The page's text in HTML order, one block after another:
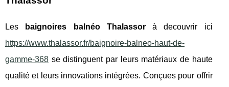
Les baignoires balnéo Thalassorà decouvrir ici
https://www.thalassor.fr/baignoire-balneo-haut-de-
gamme-368 se distinguent par leurs matériaux de haute
qualité et leurs innovations intégrées. Conçues pour offrir